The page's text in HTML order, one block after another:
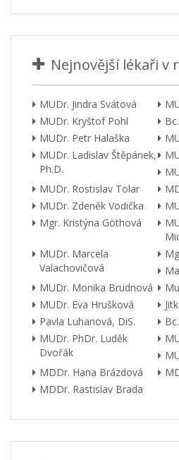
Nejnovější lékaři v
MUDr. Jindra Svátová
MUDr. Kryštof Pohl
MUDr. Petr Halaška
MUDr. Ladislav Štěpánek,
Ph.D.
MUDr. Rostislav Tolar
MUDr. Zdeněk Vodička
Mgr. Kristýna Göthová
MUDr. Marcela
Valachovičová
MUDr. Monika Brudnová
MUDr. Eva Hrušková
Pavla Luhanová, DiS.
MUDr. PhDr. Luděk
Dvořák
MDDr. Hana Brázdová
MDDr. Rastislav Brada